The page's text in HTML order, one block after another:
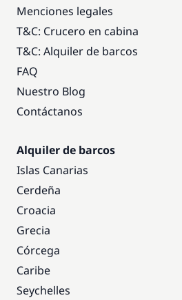
Menciones legales
T&C: Crucero en cabina
T&C: Alquiler de barcos
FAQ
Nuestro Blog
Contáctanos
Alquiler de barcos
Islas Canarias
Cerdeña
Croacia
Grecia
Córcega
Caribe
Seychelles